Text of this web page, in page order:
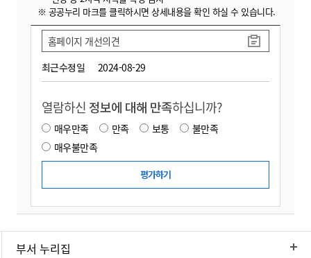
※ 공공누리 마크를 클릭하시면 상세내용을 확인 하실 수 있습니다.
최근수정일 2024-08-29
홈페이지 개선의견
열람하신 정보에 대해 만족하십니까?
매우만족 만족 보통
불만족
매우불만족
부서 누리집